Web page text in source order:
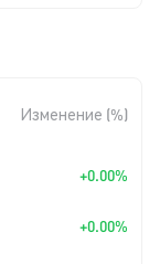
Изменение (%)
+0.00%
+0.00%